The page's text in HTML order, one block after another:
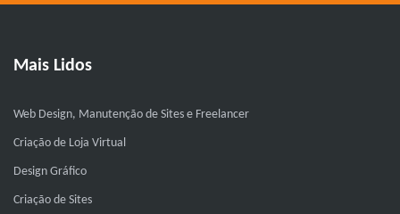
Mais Lidos
Web Design, Manutenção de Sites e Freelancer
Criação de Loja Virtual
Design Gráfico
Criação de Sites